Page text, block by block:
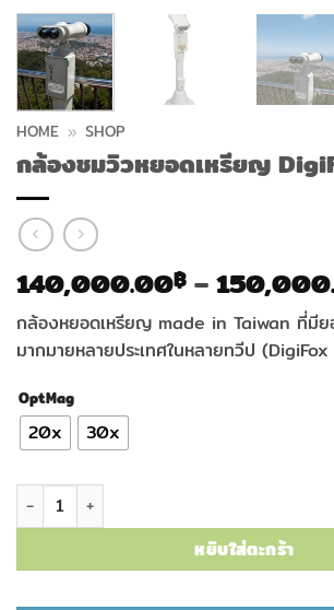
HOME » SHOP
กล้องชมวิวหยอดเหรียญ
140,000.00฿ –
กล้องหยอดเหรียญ made in Taiwan ที่มีย
มากมายหลายประเทศในหลายทวีป (DigiFox
OptMag
20x 30x
จำนวน กล้องชมวิวหยอดเหรียญ DigiFox DFC II
หยิบใส่ตะกร้า